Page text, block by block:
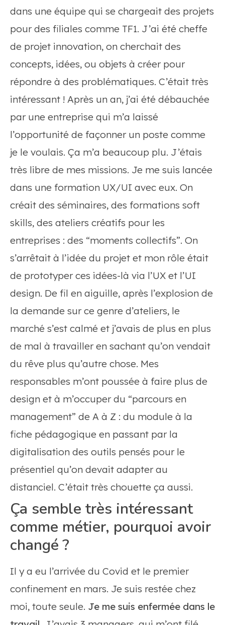
dans une équipe qui se chargeait des projets
pour des filiales comme TF1. J’ai été cheffe
de projet innovation, on cherchait des
concepts, idées, ou objets à créer pour
répondre à des problématiques. C’était très
intéressant ! Après un an, j’ai été débauchée
par une entreprise qui m’a laissé
l’opportunité de façonner un poste comme
je le voulais. Ça m’a beaucoup plu. J’étais
très libre de mes missions. Je me suis lancée
dans une formation UX/UI avec eux. On
créait des séminaires, des formations soft
skills, des ateliers créatifs pour les
entreprises : des “moments collectifs”. On
s’arrêtait à l’idée du projet et mon rôle était
de prototyper ces idées-là via l’UX et l’UI
design. De fil en aiguille, après l’explosion de
la demande sur ce genre d’ateliers, le
marché s’est calmé et j’avais de plus en plus
de mal à travailler en sachant qu’on vendait
du rêve plus qu’autre chose. Mes
responsables m’ont poussée à faire plus de
design et à m’occuper du “parcours en
management” de A à Z : du module à la
fiche pédagogique en passant par la
digitalisation des outils pensés pour le
présentiel qu’on devait adapter au
distanciel. C’était très chouette ça aussi.
Ça semble très intéressant
comme métier, pourquoi avoir
changé ?
Il y a eu l’arrivée du Covid et le premier
confinement en mars. Je suis restée chez
moi, toute seule. Je me suis enfermée dans le